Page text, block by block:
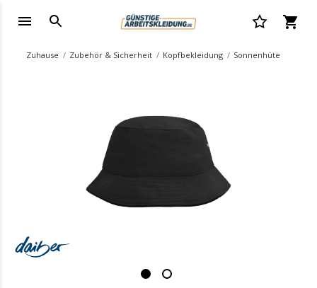
Zuhause Zubehör & Sicherheit Kopfbekleidung Sonnenhüte